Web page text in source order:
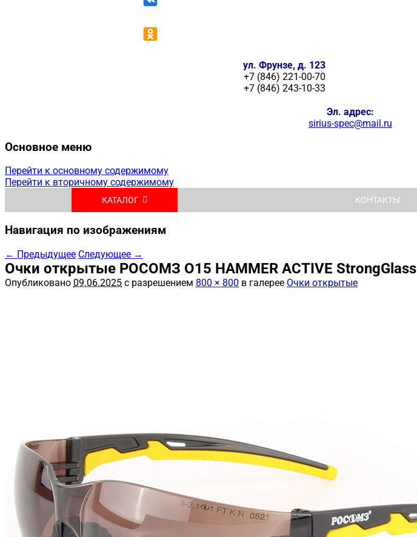
ул. Фрунзе, д. 123
+7 (846) 221-00-70
+7 (846) 243-10-33
Эл. адрес:
sirius-spec@mail.ru
Основное меню
Перейти к основному содержимому
Перейти к вторичному содержимому
КАТАЛОГ КОНТАКТЫ
Навигация по изображениям
← Предыдущее Следующее →
Очки открытые РОСОМЗ О15 HAMMER ACTIVE StrongGlass
Опубликовано 09.06.2025 с разрешением 800 × 800 в галерее Очки открытые